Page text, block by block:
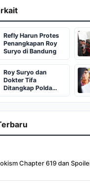
Refly Harun Protes
Penangkapan Roy
Suryo di Bandung
Roy Suryo dan
Dokter Tifa
Ditangkap Polda
Metro Jaya
Chapter 619 dan